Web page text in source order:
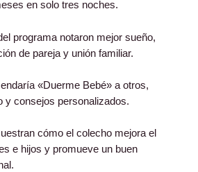
en solo tres noches.
programa notaron mejor sueño,
de pareja y unión familiar.
«Duerme Bebé» a otros,
y consejos personalizados.
cómo el colecho mejora el
e hijos y promueve un buen